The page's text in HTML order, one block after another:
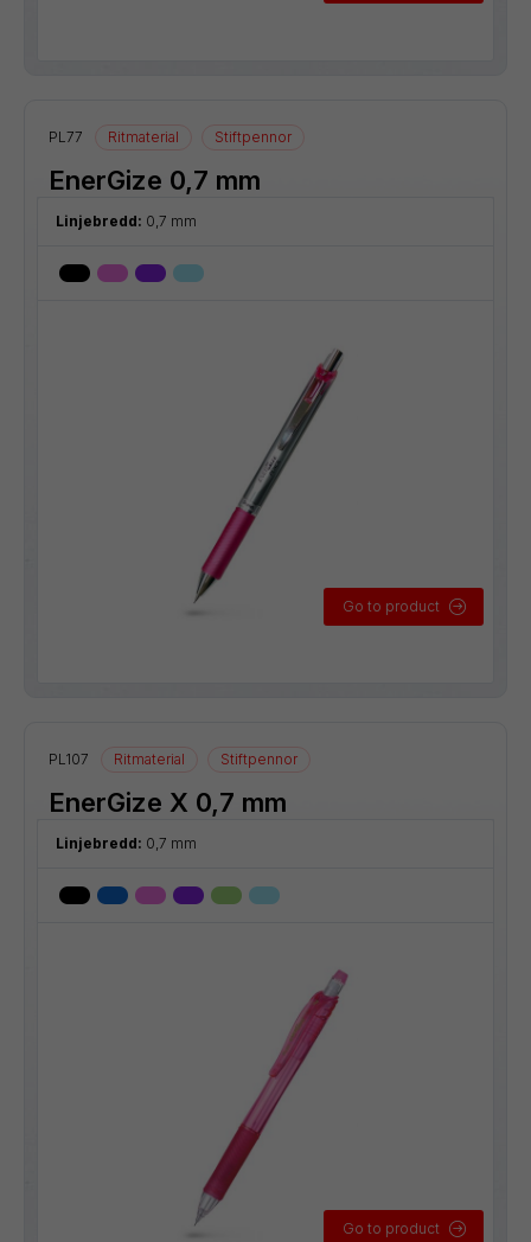
PL77 Ritmaterial Stiftpennor
EnerGize 0,7 mm
Linjebredd: 0,7 mm
Go to product
PL107 Ritmaterial Stiftpennor
EnerGize X 0,7 mm
Linjebredd: 0,7 mm
Go to product